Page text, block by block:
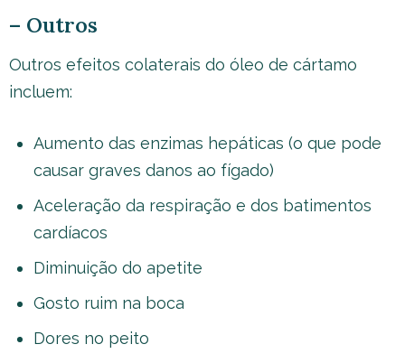
– Outros
Outros efeitos colaterais do óleo de cártamo
incluem:
Aumento das enzimas hepáticas (o que pode
causar graves danos ao fígado)
Aceleração da respiração e dos batimentos
cardíacos
Diminuição do apetite
Gosto ruim na boca
Dores no peito